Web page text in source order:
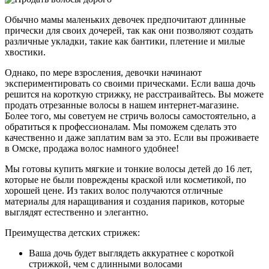
Обычно мамы маленьких девочек предпочитают длинные
прически для своих дочерей, так как они позволяют создать
различные укладки, такие как бантики, плетение и милые
хвостики.
Однако, по мере взросления, девочки начинают
экспериментировать со своими прическами. Если ваша дочь
решится на короткую стрижку, не расстраивайтесь. Вы можете
продать отрезанные волосы в нашем интернет-магазине.
Более того, мы советуем не стричь волосы самостоятельно, а
обратиться к профессионалам. Мы поможем сделать это
качественно и даже заплатим вам за это. Если вы проживаете
в Омске, продажа волос намного удобнее!
Мы готовы купить мягкие и тонкие волосы детей до 16 лет,
которые не были повреждены краской или косметикой, по
хорошей цене. Из таких волос получаются отличные
материалы для наращивания и создания париков, которые
выглядят естественно и элегантно.
Преимущества детских стрижек:
Ваша дочь будет выглядеть аккуратнее с короткой
стрижкой, чем с длинными волосами